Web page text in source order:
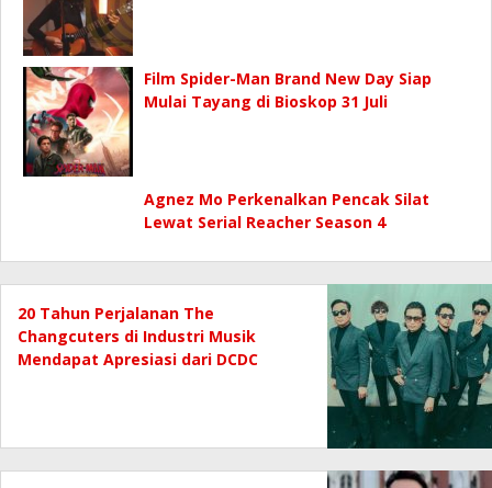
Film Spider-Man Brand New Day Siap
Mulai Tayang di Bioskop 31 Juli
Agnez Mo Perkenalkan Pencak Silat
Lewat Serial Reacher Season 4
20 Tahun Perjalanan The
Changcuters di Industri Musik
Mendapat Apresiasi dari DCDC